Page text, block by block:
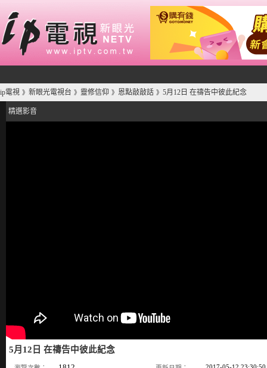
ip電視 》 新眼光電視台 》 靈修信仰 》 恩點敲敲話 》 5月12日 在禱告中彼此紀念
精選影音
5月12日 在禱告中彼此紀念